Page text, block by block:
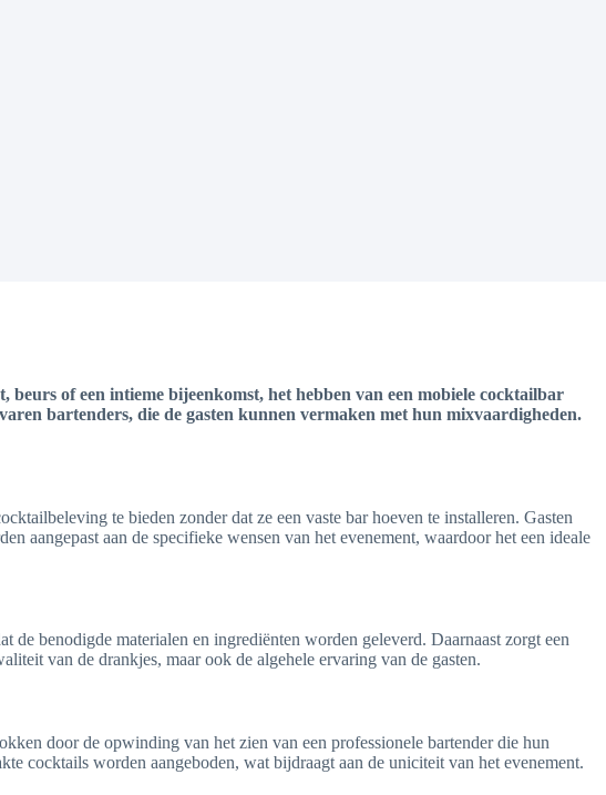
of een intieme bijeenkomst, het hebben van een mobiele cocktailbar
bartenders, die de gasten kunnen vermaken met hun mixvaardigheden.
te bieden zonder dat ze een vaste bar hoeven te installeren. Gasten
aangepast aan de specifieke wensen van het evenement, waardoor het een ideale
de benodigde materialen en ingrediënten worden geleverd. Daarnaast zorgt een
van de drankjes, maar ook de algehele ervaring van de gasten.
door de opwinding van het zien van een professionele bartender die hun
cocktails worden aangeboden, wat bijdraagt aan de uniciteit van het evenement.